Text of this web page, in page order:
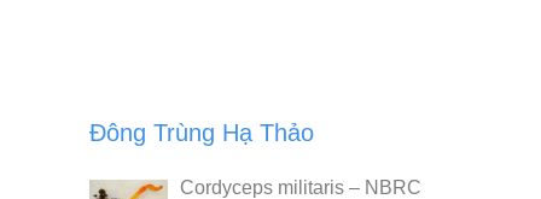
Đông Trùng Hạ Thảo
Cordyceps militaris – NBRC